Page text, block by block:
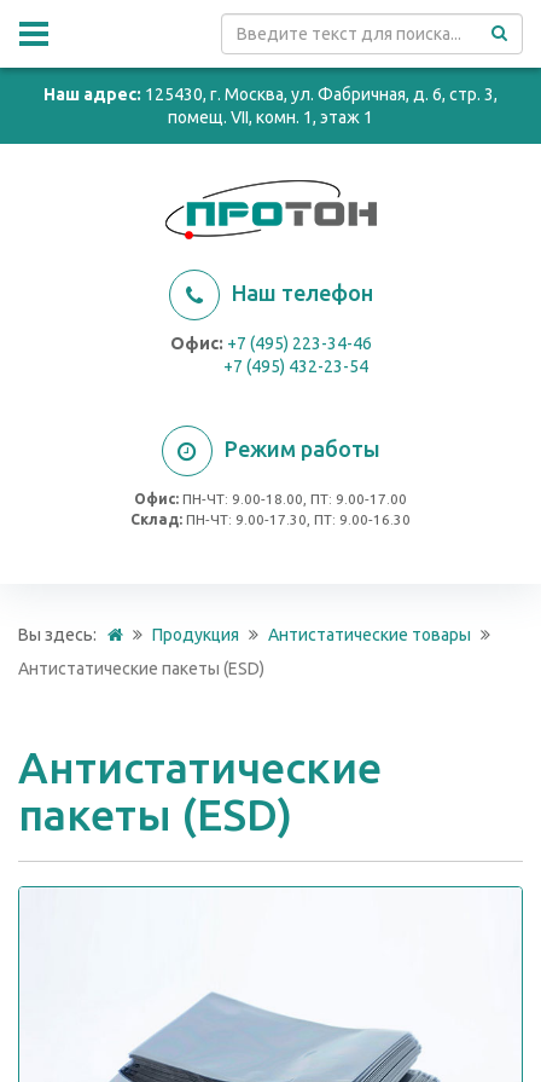
Наш адрес: 125430, г. Москва, ул. Фабричная, д. 6, стр. 3,
помещ. VII, комн. 1, этаж 1
Наш телефон
Офис: +7 (495) 223-34-46
+7 (495) 432-23-54
Режим работы
Офис: ПН-ЧТ: 9.00-18.00, ПТ: 9.00-17.00
Cклад: ПН-ЧТ: 9.00-17.30, ПТ: 9.00-16.30
Вы здесь: Продукция
Антистатические товары
Антистатические пакеты (ESD)
Антистатические
пакеты (ESD)